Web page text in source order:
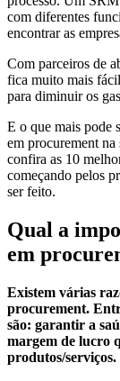
com diferentes
encontrar as
Com parceiros de
fica muito mais fácil
para diminuir os
E o que mais pode
em procurement na
confira as 10
começando pelos
ser feito.
Qual a
em
Existem várias
procurement.
são: garantir a
margem de lucro
produtos/serviços.